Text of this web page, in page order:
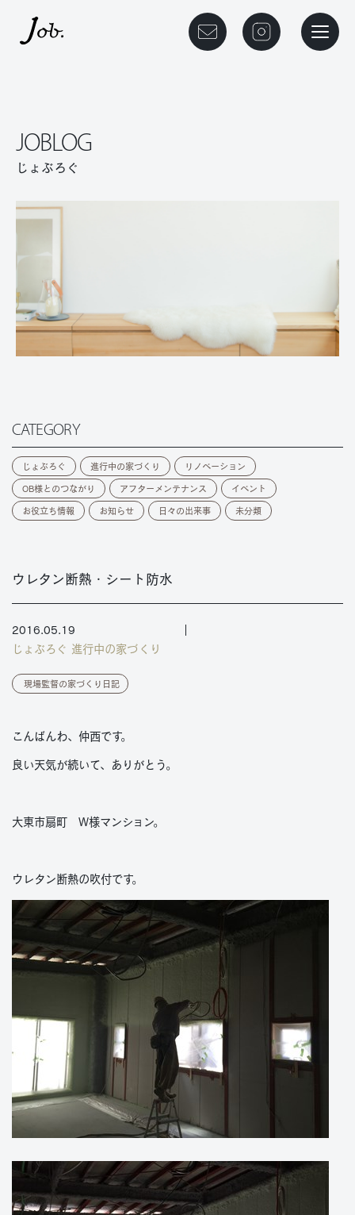
メニュ
JOBLOG
じょぶろぐ
CATEGORY
じょぶろぐ 進行中の家づくり リノベーション
OB様とのつながり アフターメンテナンス イベント
お役立ち情報 お知らせ 日々の出来事 未分類
ウレタン断熱・シート防水
2016.05.19
じょぶろぐ 進行中の家づくり
現場監督の家づくり日記
こんばんわ、仲西です。
良い天気が続いて、ありがとう。
大東市扇町 W様マンション。
ウレタン断熱の吹付です。